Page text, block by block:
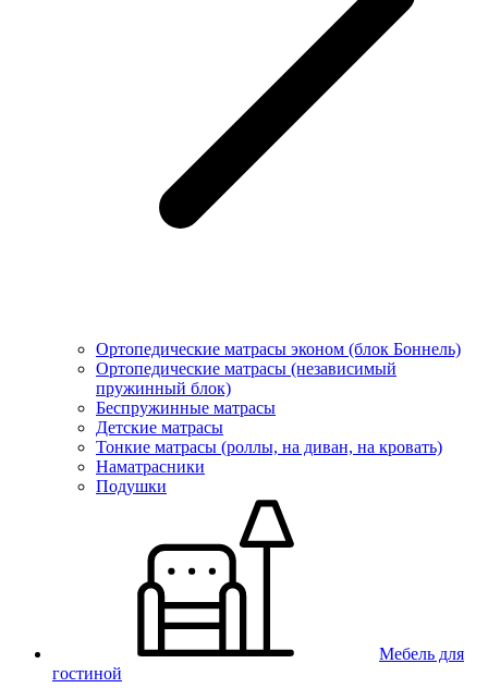
Ортопедические матрасы эконом (блок Боннель)
Ортопедические матрасы (независимый
пружинный блок)
Беcпружинные матрасы
Детские матрасы
Тонкие матрасы (роллы, на диван, на кровать)
Наматрасники
Подушки
Мебель для
гостиной